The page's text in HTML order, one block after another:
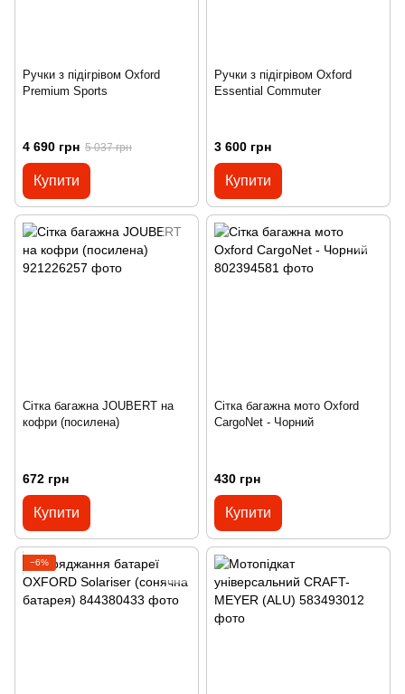
Ручки з підігрівом Oxford
Premium Sports
4 690 грн 5 037 грн
Купити
Ручки з підігрівом Oxford
Essential Commuter
3 600 грн
Купити
Сітка багажна JOUBERT на
кофри (посилена)
672 грн
Купити
Сітка багажна мото Oxford
CargoNet - Чорний
430 грн
Купити
−6%